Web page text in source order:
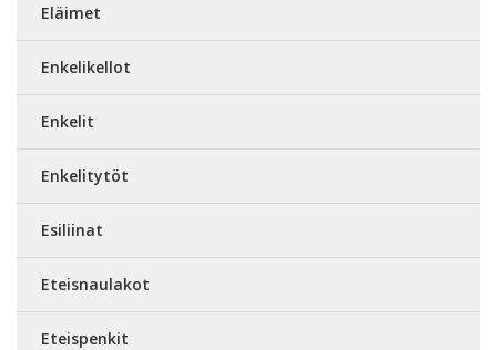
Eläimet
Enkelikellot
Enkelit
Enkelitytöt
Esiliinat
Eteisnaulakot
Eteispenkit